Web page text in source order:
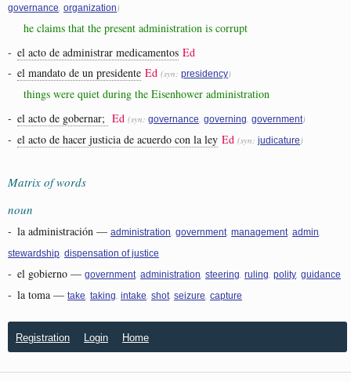
governance organization )
he claims that the present administration is corrupt
- el acto de administrar medicamentos Ed
- el mandato de un presidente Ed (syn: presidency)
things were quiet during the Eisenhower administration
- el acto de gobernar; Ed (syn: governance governing government)
- el acto de hacer justicia de acuerdo con la ley Ed (syn: judicature )
Matrix of words
noun
- la administración — administration government management admin
stewardship dispensation of justice
- el gobierno — government administration steering ruling polity guidance
- la toma — take taking intake shot seizure capture
Registration Login Home